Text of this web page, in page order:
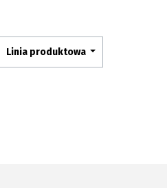
Linia produktowa